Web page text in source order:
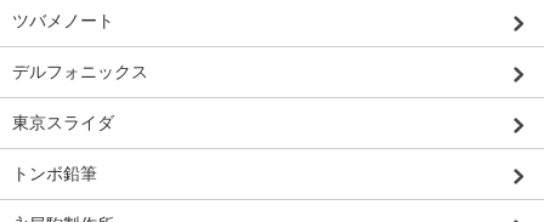
ツバメノート
デルフォニックス
東京スライダ
トンボ鉛筆